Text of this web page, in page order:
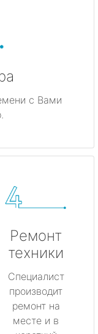
с Вами
Ремонт
техники
Специалист
производит
ремонт на
месте и в